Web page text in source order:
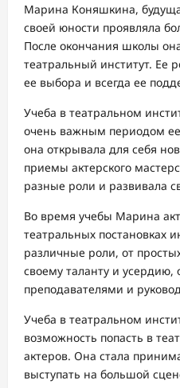
Марина Коняшкина,
своей юности проявляла
После окончания школы
театральный институт. Ее
ее выбора и всегда ее
Учеба в театральном
очень важным периодом
она открывала для себя
приемы актерского
разные роли и развивала
Во время учебы Марина
театральных постановках
различные роли, от
своему таланту и усердию,
преподавателями и
Учеба в театральном
возможность попасть в
актеров. Она стала
выступать на большой